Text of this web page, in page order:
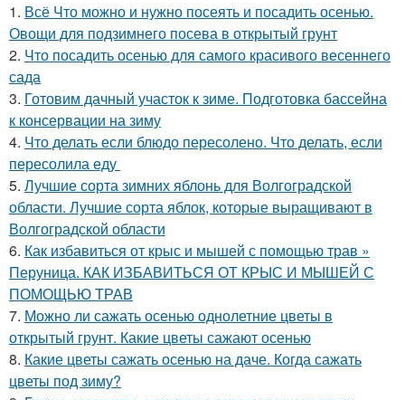
1. Всё Что можно и нужно посеять и посадить осенью.
Овощи для подзимнего посева в открытый грунт
2. Что посадить осенью для самого красивого весеннего
сада
3. Готовим дачный участок к зиме. Подготовка бассейна
к консервации на зиму
4. Что делать если блюдо пересолено. Что делать, если
пересолила еду
5. Лучшие сорта зимних яблонь для Волгоградской
области. Лучшие сорта яблок, которые выращивают в
Волгоградской области
6. Как избавиться от крыс и мышей с помощью трав »
Перуница. КАК ИЗБАВИТЬСЯ ОТ КРЫС И МЫШЕЙ С
ПОМОЩЬЮ ТРАВ
7. Можно ли сажать осенью однолетние цветы в
открытый грунт. Какие цветы сажают осенью
8. Какие цветы сажать осенью на даче. Когда сажать
цветы под зиму?